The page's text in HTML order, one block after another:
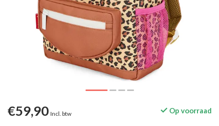
€59,90 Incl. btw Op voorraad